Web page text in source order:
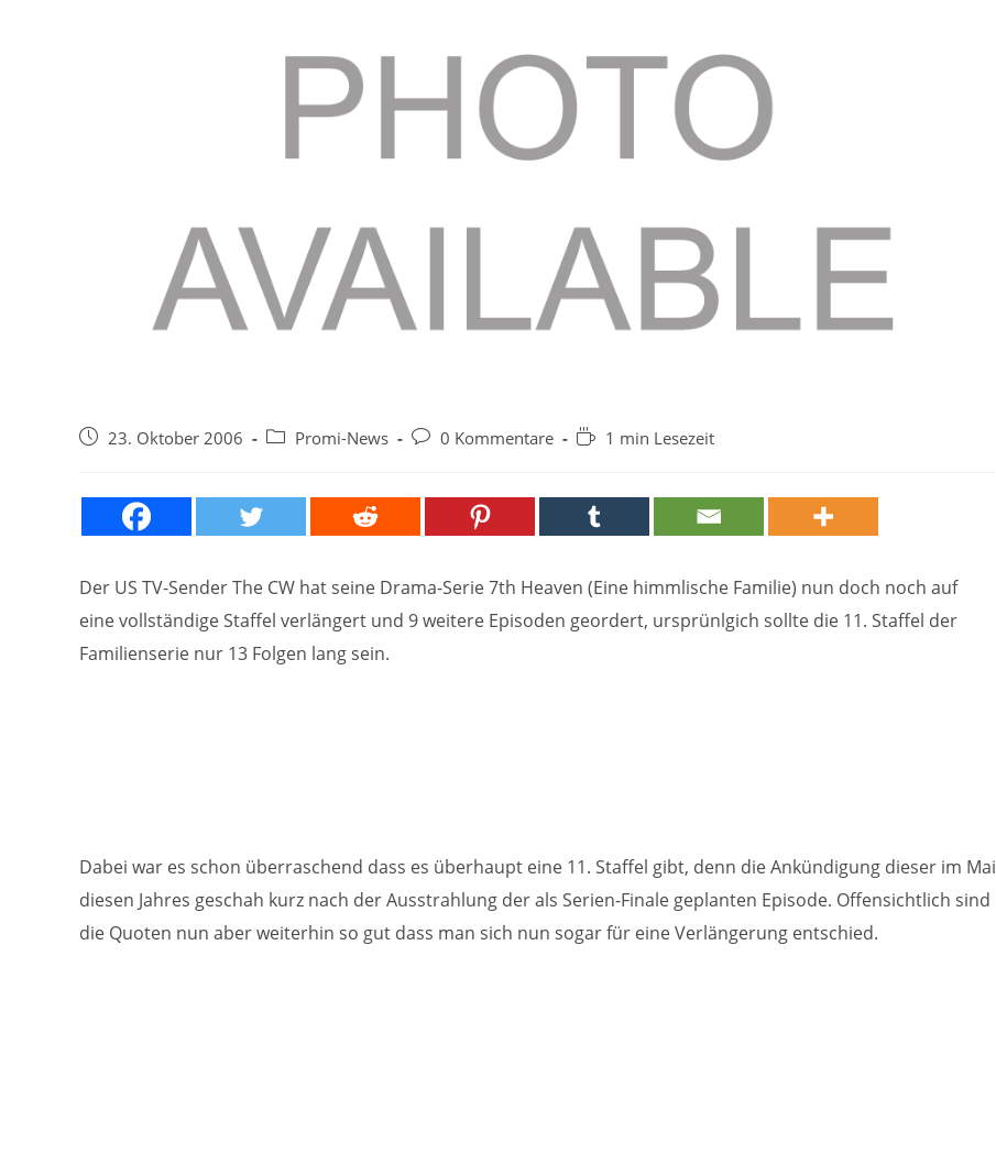
Beitrag23. Oktober 2006
Beitrags-
Promi-News
Beitrags-
0 Kommentare Lesedauer:
1 min Lesezeit
Der US TV-Sender The CW hat seine Drama-Serie 7th Heaven (Eine himmlische Familie) nun doch noch auf
eine vollständige Staffel verlängert und 9 weitere Episoden geordert, ursprünlgich sollte die 11. Staffel der
Familienserie nur 13 Folgen lang sein.
Dabei war es schon überraschend dass es überhaupt eine 11. Staffel gibt, denn die Ankündigung dieser im Mai
diesen Jahres geschah kurz nach der Ausstrahlung der als Serien-Finale geplanten Episode. Offensichtlich sind
die Quoten nun aber weiterhin so gut dass man sich nun sogar für eine Verlängerung entschied.